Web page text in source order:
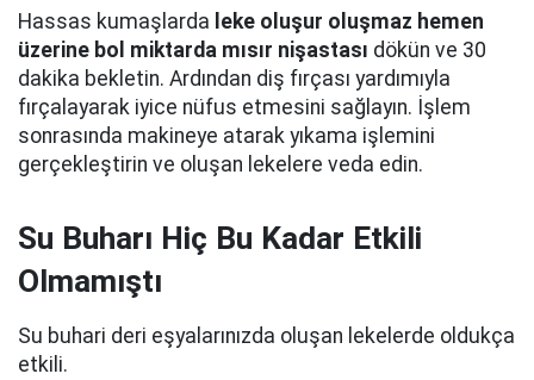
Hassas kumaşlarda leke oluşur oluşmaz hemen
üzerine bol miktarda mısır nişastası dökün ve 30
dakika bekletin. Ardından diş fırçası yardımıyla
fırçalayarak iyice nüfus etmesini sağlayın. İşlem
sonrasında makineye atarak yıkama işlemini
gerçekleştirin ve oluşan lekelere veda edin.
Su Buharı Hiç Bu Kadar Etkili
Olmamıştı
Su buhari deri eşyalarınızda oluşan lekelerde oldukça
etkili.